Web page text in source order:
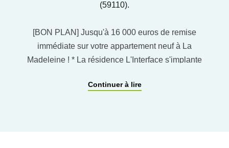
(59110).
[BON PLAN] Jusqu'à 16 000 euros de remise
immédiate sur votre appartement neuf à La
Madeleine ! * La résidence L'Interface s'implante
de Lille et des transports. Cette résidence neuve
Continuer à lire